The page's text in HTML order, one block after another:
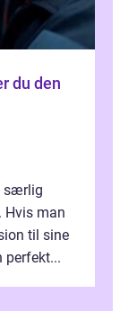
særlig
Hvis man
til sine
perfekt...